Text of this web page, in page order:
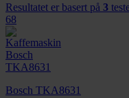
Resultatet er basert på 3
68
Bosch TKA8631